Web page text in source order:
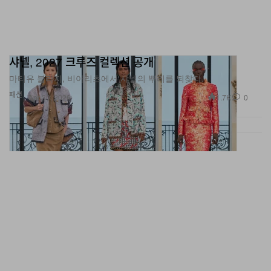
패션
샤넬, 2027 크루즈 컬렉션 공개
마티유 블라지, 비아리츠에서 샤넬의 뿌리를 되찾다.
Apr 30, 2026 1.7K 0